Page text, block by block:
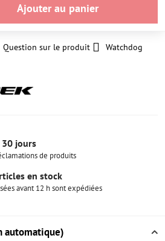
Ajouter au panier
Question sur le produit
Watchdog
30 jours
de produits
en stock
avant 12 h sont expédiées
automatique)